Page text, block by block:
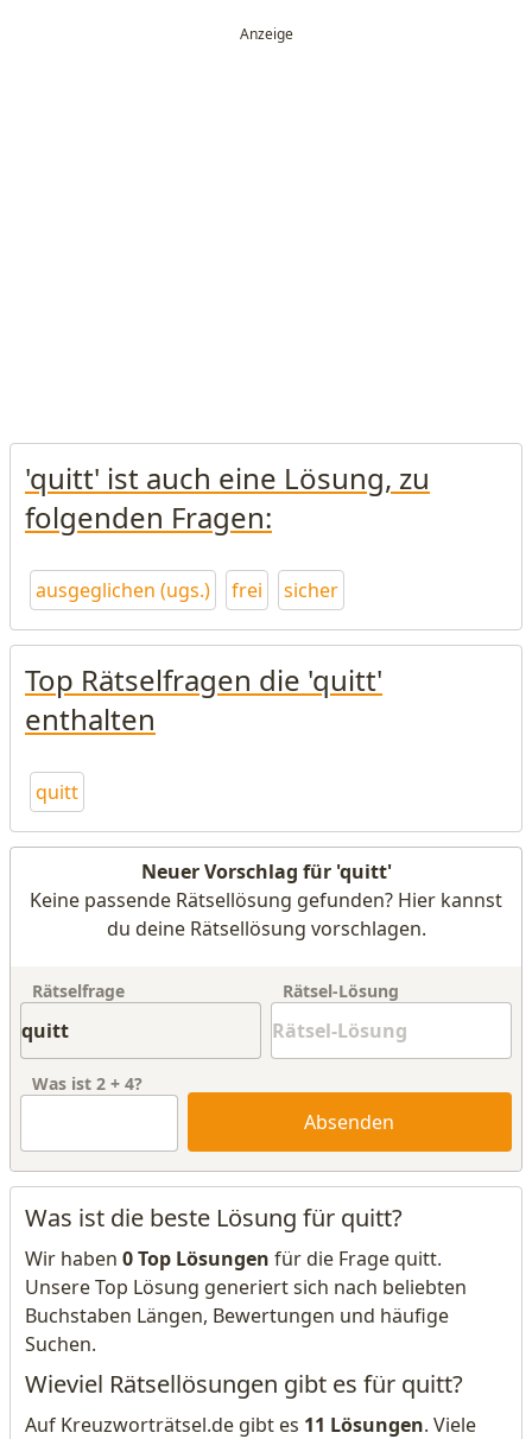
'quitt' ist auch eine Lösung, zu
folgenden Fragen:
ausgeglichen (ugs.) frei sicher
Top Rätselfragen die 'quitt'
enthalten
quitt
Neuer Vorschlag für 'quitt'
Keine passende Rätsellösung gefunden? Hier kannst
du deine Rätsellösung vorschlagen.
Rätselfrage Rätsel-Lösung
Was ist 2 + 4?
Absenden
Was ist die beste Lösung für quitt?
Wir haben 0 Top Lösungen für die Frage quitt.
Unsere Top Lösung generiert sich nach beliebten
Buchstaben Längen, Bewertungen und häufige
Suchen.
Wieviel Rätsellösungen gibt es für quitt?
Auf Kreuzworträtsel.de gibt es 11 Lösungen. Viele